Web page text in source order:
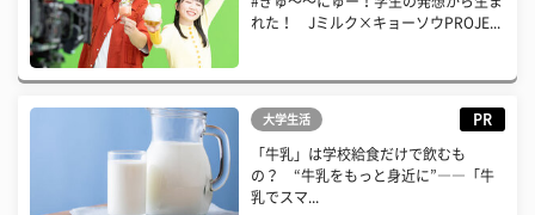
れた！ Jミルク×キョーソウPROJE...
大学生活 PR
「牛乳」は学校給食だけで飲むも
の？ “牛乳をもっと身近に”――「牛
乳でスマ...